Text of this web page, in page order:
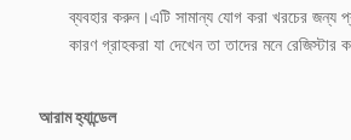
ব্যবহার করুন।এটি সামান্য যোগ করা খরচের জন্য
কারণ গ্রাহকরা যা দেখেন তা তাদের মনে রেজিস্টার
আরাম হ্যান্ডেল